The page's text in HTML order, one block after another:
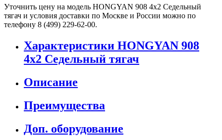
Уточнить цену на модель HONGYAN 908 4x2 Седельный
тягач и условия доставки по Москве и России можно по
телефону 8 (499) 229-62-00.
Характеристики HONGYAN 908
4x2 Седельный тягач
Описание
Преимущества
Доп. оборудование